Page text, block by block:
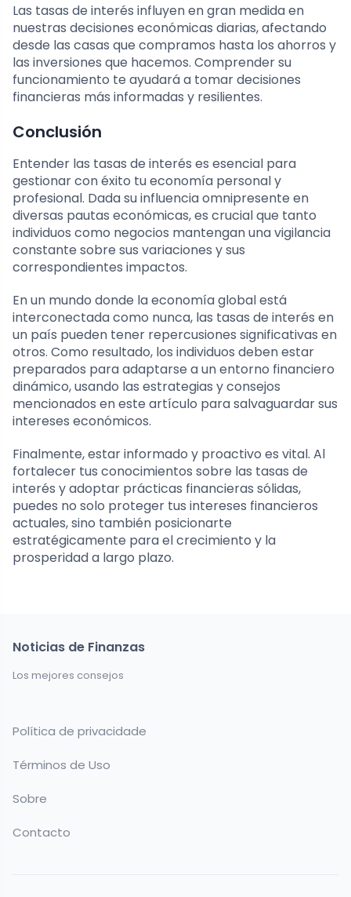
Las tasas de interés influyen en gran medida en
nuestras decisiones económicas diarias, afectando
desde las casas que compramos hasta los ahorros y
las inversiones que hacemos. Comprender su
funcionamiento te ayudará a tomar decisiones
financieras más informadas y resilientes.
Conclusión
Entender las tasas de interés es esencial para
gestionar con éxito tu economía personal y
profesional. Dada su influencia omnipresente en
diversas pautas económicas, es crucial que tanto
individuos como negocios mantengan una vigilancia
constante sobre sus variaciones y sus
correspondientes impactos.
En un mundo donde la economía global está
interconectada como nunca, las tasas de interés en
un país pueden tener repercusiones significativas en
otros. Como resultado, los individuos deben estar
preparados para adaptarse a un entorno financiero
dinámico, usando las estrategias y consejos
mencionados en este artículo para salvaguardar sus
intereses económicos.
Finalmente, estar informado y proactivo es vital. Al
fortalecer tus conocimientos sobre las tasas de
interés y adoptar prácticas financieras sólidas,
puedes no solo proteger tus intereses financieros
actuales, sino también posicionarte
estratégicamente para el crecimiento y la
prosperidad a largo plazo.
Noticias de Finanzas
Los mejores consejos
Política de privacidade
Términos de Uso
Sobre
Contacto